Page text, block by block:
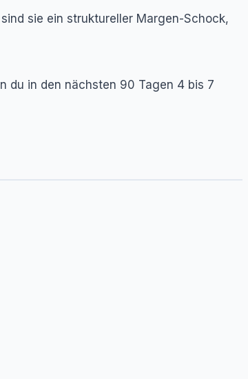
sie ein struktureller Margen-Schock,
du in den nächsten 90 Tagen 4 bis 7